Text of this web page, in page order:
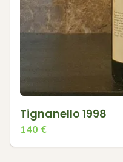
Tignanello 1998
140 €